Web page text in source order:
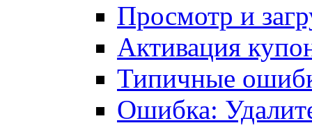
Просмотр и
Активация
Типичные
Ошибка: